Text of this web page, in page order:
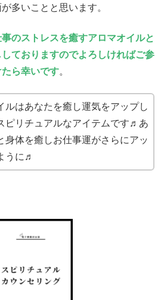
多いことと思います。
事のストレスを癒すアロマオイルと
ておりますのでよろしければご参
ら幸いです。
ルはあなたを癒し運気をアップし
ピリチュアルなアイテムです♬あ
身体を癒しお仕事運がさらにアッ
うに♬